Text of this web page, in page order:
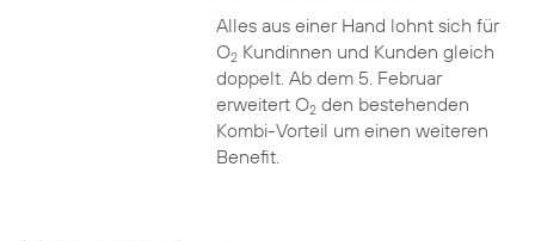
Alles aus einer Hand lohnt sich für
O2Kundinnen und Kunden gleich
doppelt. Ab dem 5. Februar
erweitert O2den bestehenden
Kombi-Vorteil um einen weiteren
Benefit.